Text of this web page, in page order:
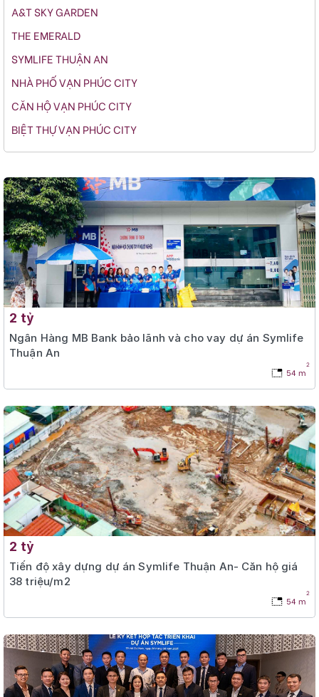
A&T SKY GARDEN
THE EMERALD
SYMLIFE THUẬN AN
NHÀ PHỐ VẠN PHÚC CITY
CĂN HỘ VẠN PHÚC CITY
BIỆT THỰ VẠN PHÚC CITY
2 tỷ
Ngân Hàng MB Bank bảo lãnh và cho vay dự án Symlife
Thuận An
54 m
2
2 tỷ
Tiến độ xây dựng dự án Symlife Thuận An- Căn hộ giá
38 triệu/m2
54 m
2